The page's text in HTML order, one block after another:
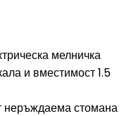
мелничка
и вместимост 1.5
неръждаема стомана